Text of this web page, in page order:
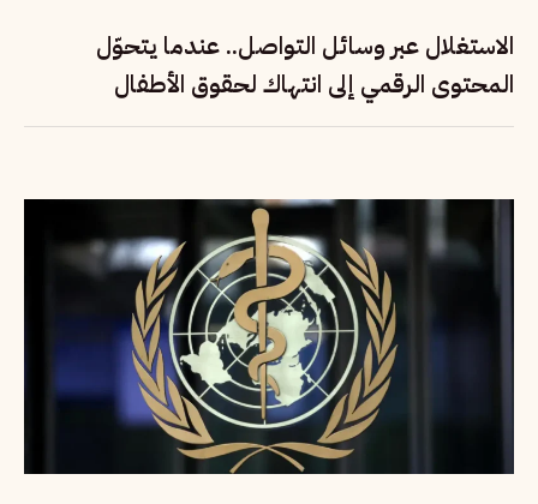
الاستغلال عبر وسائل التواصل.. عندما يتحوّل
المحتوى الرقمي إلى انتهاك لحقوق الأطفال